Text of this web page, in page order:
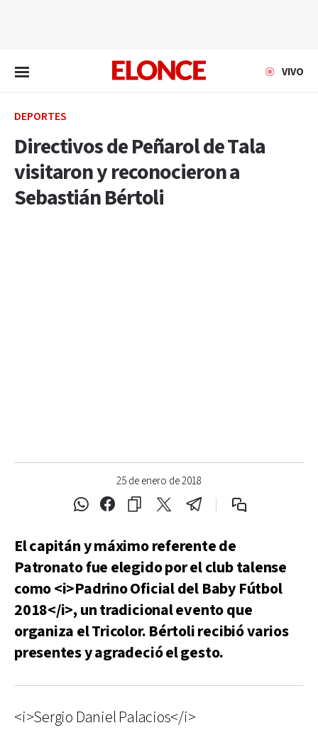
VIVO
DEPORTES
Directivos de Peñarol de Tala
visitaron y reconocieron a
Sebastián Bértoli
25 de enero de 2018
El capitán y máximo referente de
Patronato fue elegido por el club talense
como <i>Padrino Oficial del Baby Fútbol
2018</i>, un tradicional evento que
organiza el Tricolor. Bértoli recibió varios
presentes y agradeció el gesto.
<i>Sergio Daniel Palacios</i>